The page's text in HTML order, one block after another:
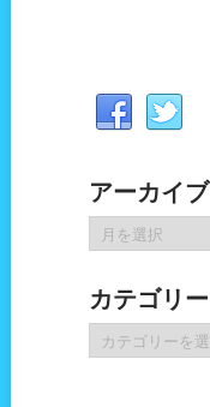
アーカイブ
ー
イ
ブ
カテゴリー
テ